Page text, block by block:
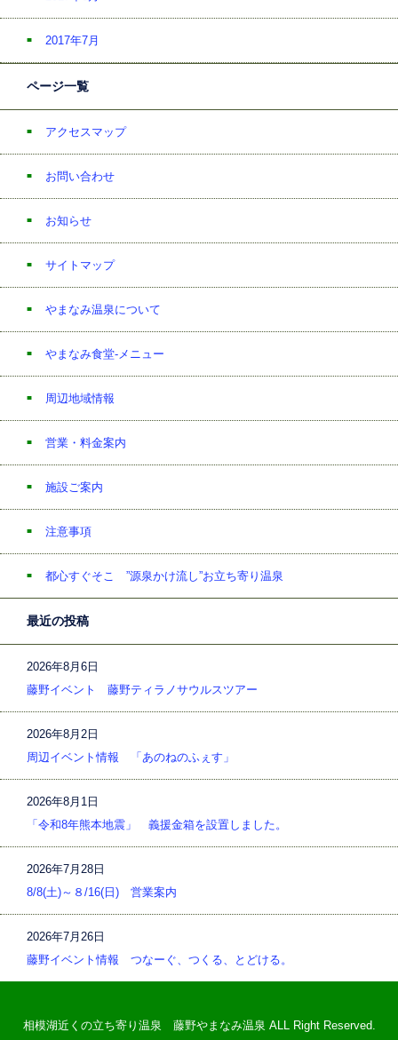
2017年7月
ページ一覧
アクセスマップ
お問い合わせ
お知らせ
サイトマップ
やまなみ温泉について
やまなみ食堂-メニュー
周辺地域情報
営業・料金案内
施設ご案内
注意事項
都心すぐそこ ”源泉かけ流し”お立ち寄り温泉
最近の投稿
2026年8月6日
藤野イベント 藤野ティラノサウルスツアー
2026年8月2日
周辺イベント情報 「あのねのふぇす」
2026年8月1日
「令和8年熊本地震」 義援金箱を設置しました。
2026年7月28日
8/8(土)～８/16(日) 営業案内
2026年7月26日
藤野イベント情報 つなーぐ、つくる、とどける。
相模湖近くの立ち寄り温泉 藤野やまなみ温泉 ALL Right Reserved.